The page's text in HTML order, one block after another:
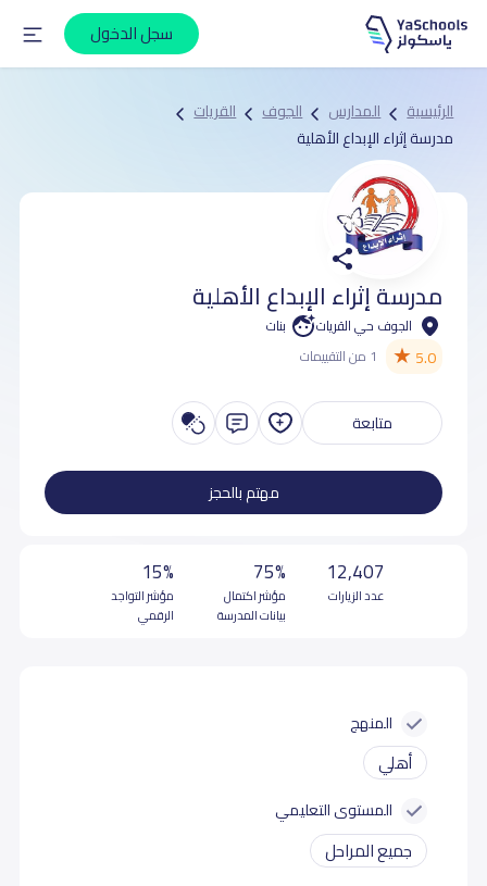
سجل الدخول
الرئيسية المدارس الجوف
القريات
مدرسة إثراء الإبداع الأهلية
مدرسة إثراء الإبداع الأهلية
الجوف حي القريات بنات
5.0
★ 1 من التقييمات
متابعة
مهتم بالحجز
12,407
عدد الزيارات
75%
مؤشر اكتمال
بيانات المدرسة
15%
مؤشر التواجد
الرقمي
المنهج
أهلي
المستوى التعليمي
جميع المراحل